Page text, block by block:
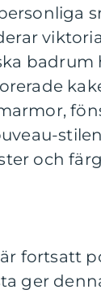
badrum
och
fortsatt
ger